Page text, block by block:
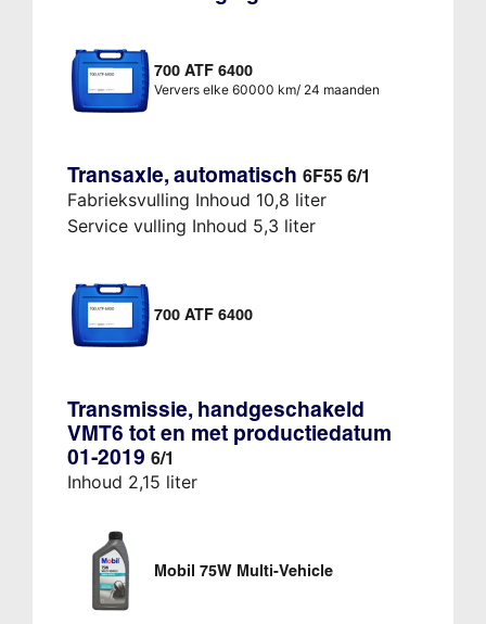
700 ATF 6400
Ververs elke 60000 km/ 24 maanden
Transaxle, automatisch 6F55 6/1
Fabrieksvulling Inhoud 10,8 liter
Service vulling Inhoud 5,3 liter
700 ATF 6400
Transmissie, handgeschakeld
VMT6 tot en met productiedatum
01-2019 6/1
Inhoud 2,15 liter
Mobil 75W Multi-Vehicle